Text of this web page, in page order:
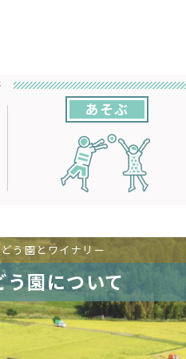
あそぶ
う園とワイナリー
園について